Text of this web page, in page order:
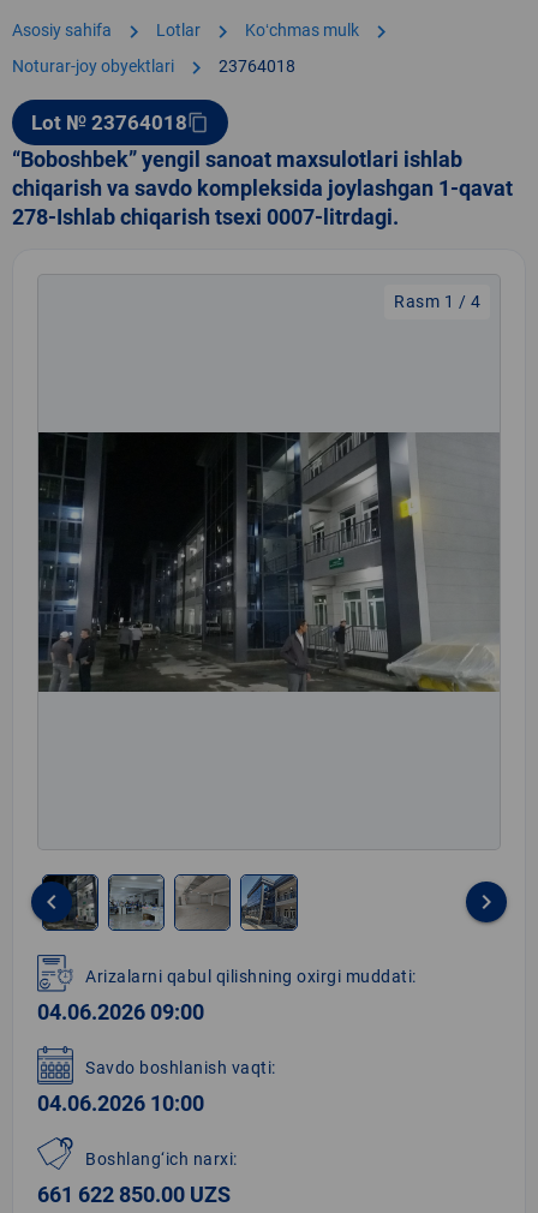
Asosiy sahifa chevron_right Lotlar chevron_right Koʻchmas mulk chevron_right
Noturar-joy obyektlari chevron_right 23764018
Lot № 23764018content_copy
“Boboshbek” yengil sanoat maxsulotlari ishlab
chiqarish va savdo kompleksida joylashgan 1-qavat
278-Ishlab chiqarish tsexi 0007-litrdagi.
Rasm 1 / 4
1
of
4
keyboard_arrow_left keyboard_arrow_right
Arizalarni qabul qilishning oxirgi muddati:
04.06.2026 09:00
Savdo boshlanish vaqti:
04.06.2026 10:00
Boshlang‘ich narxi:
661 622 850.00 UZS